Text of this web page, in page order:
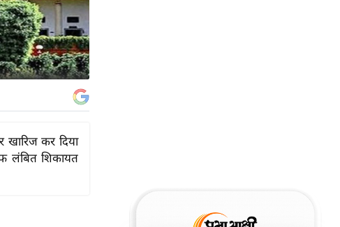
खारिज कर दिया
लंबित शिकायत